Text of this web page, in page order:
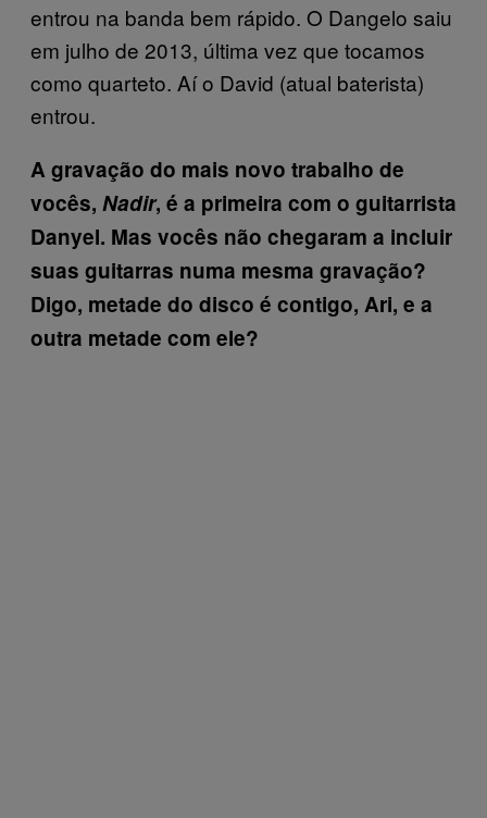
entrou na banda bem rápido. O Dangelo saiu
em julho de 2013, última vez que tocamos
como quarteto. Aí o David (atual baterista)
entrou.
A gravação do mais novo trabalho de
vocês, Nadir, é a primeira com o guitarrista
Danyel. Mas vocês não chegaram a incluir
suas guitarras numa mesma gravação?
Digo, metade do disco é contigo, Ari, e a
outra metade com ele?